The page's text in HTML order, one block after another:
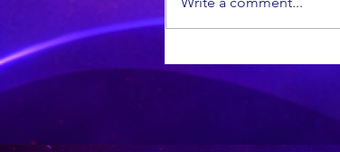
'n VS
is die